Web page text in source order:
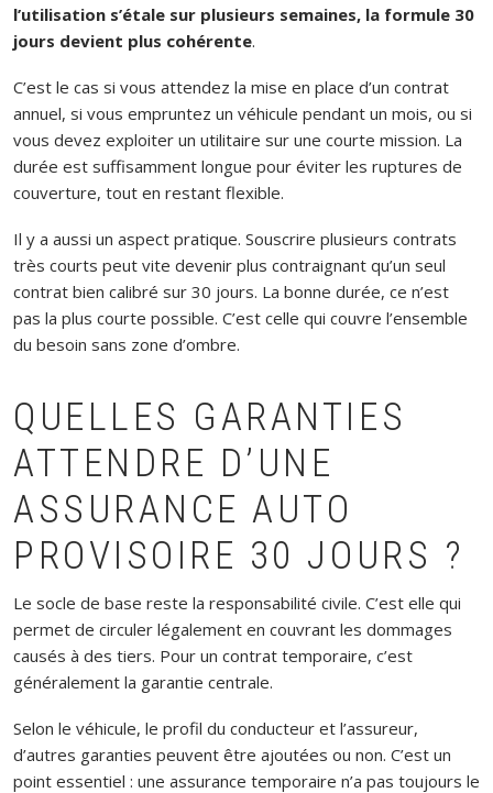
l’utilisation s’étale sur plusieurs semaines, la formule 30
jours devient plus cohérente.
C’est le cas si vous attendez la mise en place d’un contrat
annuel, si vous empruntez un véhicule pendant un mois, ou si
vous devez exploiter un utilitaire sur une courte mission. La
durée est suffisamment longue pour éviter les ruptures de
couverture, tout en restant flexible.
Il y a aussi un aspect pratique. Souscrire plusieurs contrats
très courts peut vite devenir plus contraignant qu’un seul
contrat bien calibré sur 30 jours. La bonne durée, ce n’est
pas la plus courte possible. C’est celle qui couvre l’ensemble
du besoin sans zone d’ombre.
QUELLES GARANTIES
ATTENDRE D’UNE
ASSURANCE AUTO
PROVISOIRE 30 JOURS ?
Le socle de base reste la responsabilité civile. C’est elle qui
permet de circuler légalement en couvrant les dommages
causés à des tiers. Pour un contrat temporaire, c’est
généralement la garantie centrale.
Selon le véhicule, le profil du conducteur et l’assureur,
d’autres garanties peuvent être ajoutées ou non. C’est un
point essentiel : une assurance temporaire n’a pas toujours le